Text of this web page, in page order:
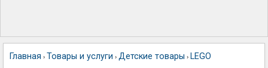
Главная › Товары и услуги › Детские товары › LEGO